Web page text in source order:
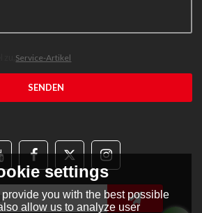
Service-Artikel
SENDEN
settings
you with the best possible
allow us to analyze user